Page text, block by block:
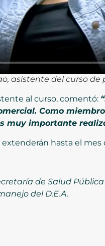
asistente del curso
al curso, comentó:
Como
muy importante
hasta el mes
de Salud
del D.E.A.